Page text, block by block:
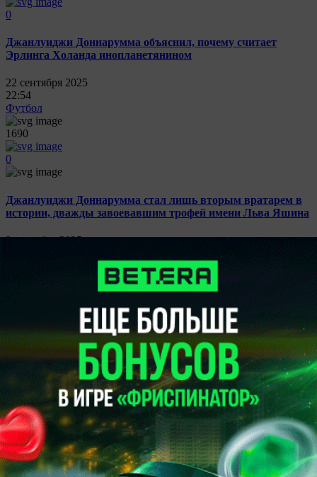
0
Джанлуиджи Доннарумма объяснил, почему считает
Эрлинга Холанда инопланетянином
22 сентября 2025
22:54
Футбол
1690
0
Джанлуиджи Доннарумма стал лишь вторым вратарем в
истории, дважды завоевавшим трофей имени Льва Яшина
2 сентября 2025
"Манчестер Сити" объявил о переходе в свои ряды
вратаря сборной Италии
1 сентября 2025
Футбол
1848
0